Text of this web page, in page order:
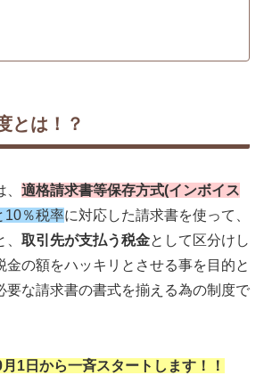
とは！？
適格請求書等保存方式(インボイス
10％税率に対応した請求書を使って、
、 取引先が支払う税金として区分けし
金の額をハッキリとさせる事を目的と
要な請求書の書式を揃える為の制度で
1日から一斉スタートします！！